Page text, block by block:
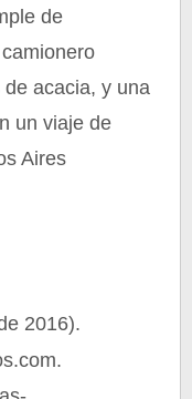
de
acacia, y una
un viaje de
Aires
2016).